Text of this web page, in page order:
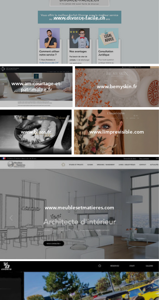
www.divorce-facile.ch
www.am-courtage-et-
patrimoine.fr
www.bemyskin.fr
www.blisss.fr www.limprevisible.com
www.meublesetmatieres.com